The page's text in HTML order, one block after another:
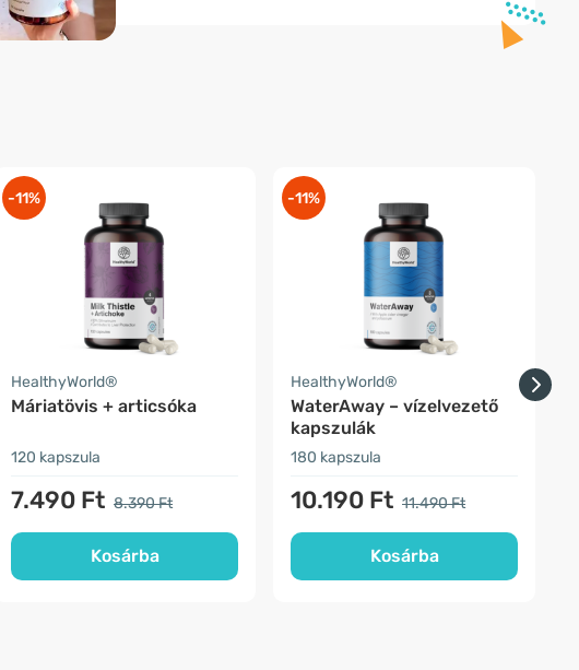
-11%
HealthyWorld®
Máriatövis + articsóka
120 kapszula
7.490 Ft 8.390 Ft
Kosárba
-11%
HealthyWorld®
WaterAway – vízelvezető
kapszulák
180 kapszula
10.190 Ft 11.490 Ft
Kosárba